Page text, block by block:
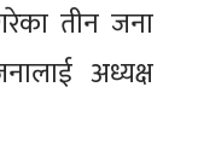
तीन जना
अध्यक्ष